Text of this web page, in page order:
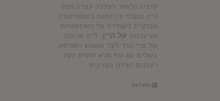
עדניה ולאחר הצללה קצרה תסס
היין במכלי נירוסטה בטמפרטורה
מבוקרת לשמירה על הארומטיות
והרעננות על היין: ליין ארומת
של פרי הדר לצד משמש ואפרסק
בשלים עם גוף מלא יחסית לצד
רעננות ואיזון מצוינים.
Details